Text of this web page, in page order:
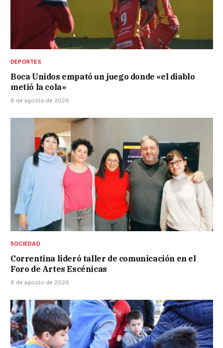
DEPORTES
Boca Unidos empató un juego donde «el diablo
metió la cola»
8 de agosto de 2026
SOCIEDAD
Correntina lideró taller de comunicación en el
Foro de Artes Escénicas
8 de agosto de 2026